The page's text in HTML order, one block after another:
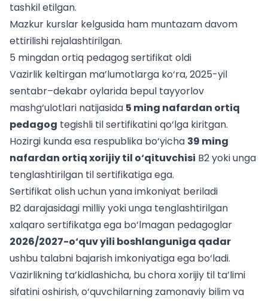
tashkil etilgan.
Mazkur kurslar kelgusida ham muntazam davom
ettirilishi rejalashtirilgan.
5 mingdan ortiq pedagog sertifikat oldi
Vazirlik keltirgan ma’lumotlarga ko‘ra, 2025-yil
sentabr–dekabr oylarida bepul tayyorlov
mashg‘ulotlari natijasida 5 ming nafardan ortiq
pedagog tegishli til sertifikatini qo‘lga kiritgan.
Hozirgi kunda esa respublika bo‘yicha 39 ming
nafardan ortiq xorijiy til o‘qituvchisi B2 yoki unga
tenglashtirilgan til sertifikatiga ega.
Sertifikat olish uchun yana imkoniyat beriladi
B2 darajasidagi milliy yoki unga tenglashtirilgan
xalqaro sertifikatga ega bo‘lmagan pedagoglar
2026/2027-o‘quv yili boshlanguniga qadar
ushbu talabni bajarish imkoniyatiga ega bo‘ladi.
Vazirlikning ta’kidlashicha, bu chora xorijiy til ta’limi
sifatini oshirish, o‘quvchilarning zamonaviy bilim va